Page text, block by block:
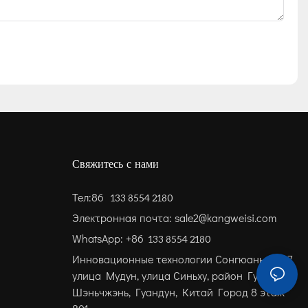
Свяжитесь с нами
Тел:86 133 8554 2180
Электронная почта: sale2@kangweisi.com
WhatsApp: +86 133 8554 2180
Инновационные технологии Сонгюань, No. 7,
улица Мудун, улица Синьху, район Гуанмин,
Шэньчжэнь, Гуандун, Китай Город 8 этаж